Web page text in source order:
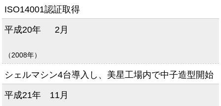
ISO14001認証取得
平成20年 2月
（2008年）
シェルマシン4台導入し、美星工場内で中子造型開始
平成21年 11月